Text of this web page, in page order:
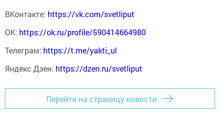
ВКонтакте: https://vk.com/svetliput
ОК: https://ok.ru/profile/590414664980
Телеграм: https://t.me/yakti_ul
Яндекс Дзен: https://dzen.ru/svetliput
Перейти на страницу новости